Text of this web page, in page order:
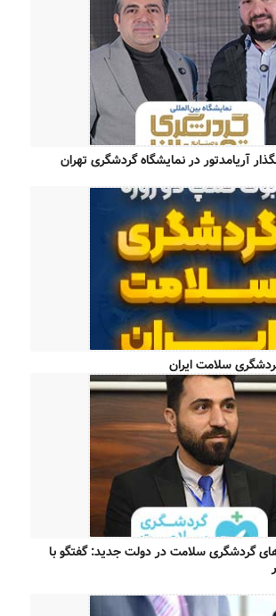
آریامدتور در نمایشگاه گردشگری تهران
سلامت ایران
گردشگری سلامت در دولت جدید: گفتگو با